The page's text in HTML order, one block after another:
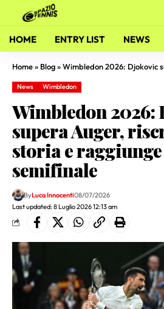
HOME ENTRY LIST NEWS
Home» Blog»Wimbledon 2026: Djokovic supera Auger,
News Wimbledon
Wimbledon 2026:
supera Auger,
storia e
semifinale
Last updated: 8 Luglio 2026 12:13 am
ByLuca Innocenti08/07/2026